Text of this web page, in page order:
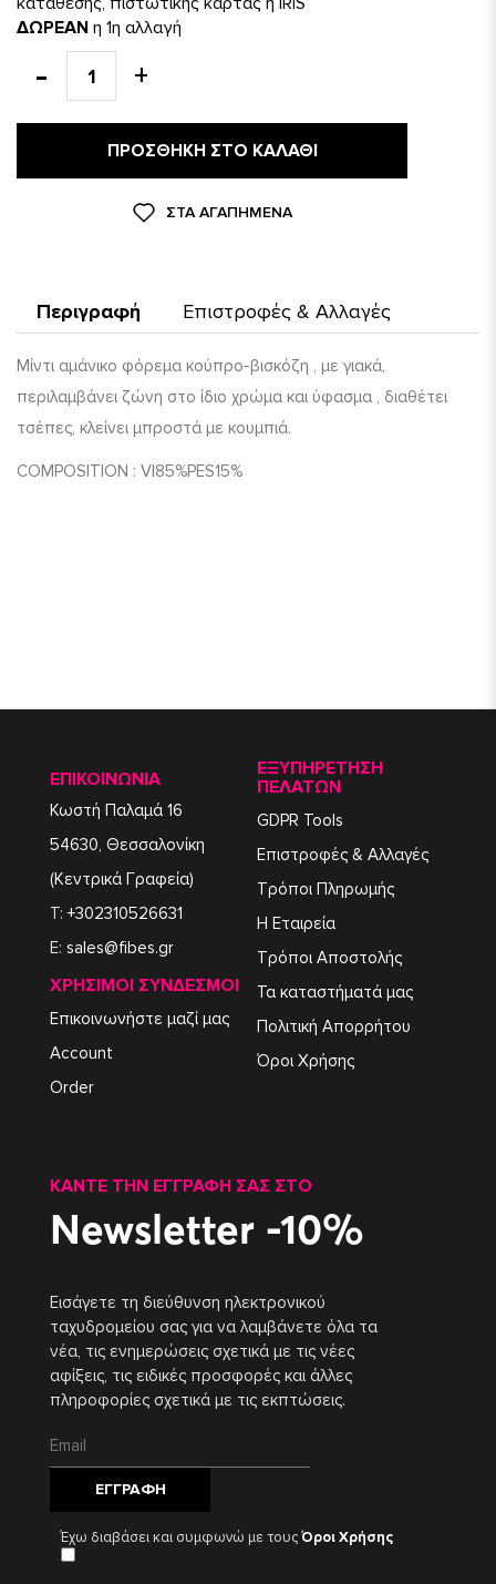
ΔΩΡΕΑΝ η 1η αλλαγή
ΠΡΟΣΘΉΚΗ ΣΤΟ ΚΑΛΆΘΙ
ΣΤΑ ΑΓΑΠΗΜΈΝΑ
Περιγραφή Επιστροφές & Αλλαγές
Μίντι αμάνικο φόρεμα κούπρο-βισκόζη , με γιακά,
περιλαμβάνει ζώνη στο ίδιο χρώμα και ύφασμα , διαθέτει
τσέπες, κλείνει μπροστά με κουμπιά.
COMPOSITION : VI85%PES15%
ΕΠΙΚΟΙΝΩΝΙΑ
Κωστή Παλαμά 16
54630, Θεσσαλονίκη
(Κεντρικά Γραφεία)
T: +302310526631
E: sales@fibes.gr
ΧΡΉΣΙΜΟΙ ΣΎΝΔΕΣΜΟΙ
Επικοινωνήστε μαζί μας
Account
Order
ΕΞΥΠΗΡΈΤΗΣΗ
ΠΕΛΑΤΏΝ
GDPR Tools
Επιστροφές & Αλλαγές
Τρόποι Πληρωμής
Η Εταιρεία
Τρόποι Αποστολής
Τα καταστήματά μας
Πολιτική Απορρήτου
Όροι Χρήσης
ΚΆΝΤΕ ΤΗΝ ΕΓΓΡΑΦΉ ΣΑΣ ΣΤΟ
Newsletter -10%
Εισάγετε τη διεύθυνση ηλεκτρονικού
ταχυδρομείου σας για να λαμβάνετε όλα τα
νέα, τις ενημερώσεις σχετικά με τις νέες
αφίξεις, τις ειδικές προσφορές και άλλες
πληροφορίες σχετικά με τις εκπτώσεις.
ΕΓΓΡΑΦΉ
Έχω διαβάσει και συμφωνώ με τουςΌροι Χρήσης